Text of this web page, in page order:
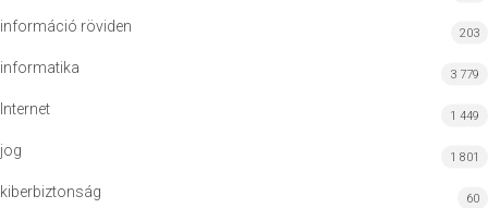
információ röviden 203
informatika 3 779
Internet 1 449
jog 1 801
kiberbiztonság 60